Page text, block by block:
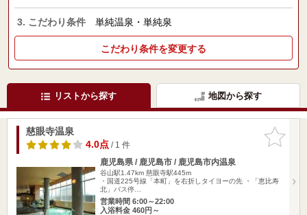
3. こだわり条件 単純温泉・単純泉
こだわり条件を変更する
リストから探す 地図から探す
お気に入
りに追加
慈眼寺温泉
4.0点/ 1 件
鹿児島県 / 鹿児島市 / 鹿児島市内温泉
谷山駅1.47km 慈眼寺駅445m
・国道225号線「本町」を右折しタイヨーの先 ・「恵比寿
北」バス停…
営業時間 6:00～22:00
入浴料金 460円～